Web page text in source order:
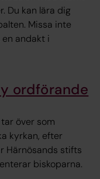
Du kan lära dig
Missa inte
andakt i
ordförande
över som
kyrkan, efter
Härnösands stifts
biskoparna.